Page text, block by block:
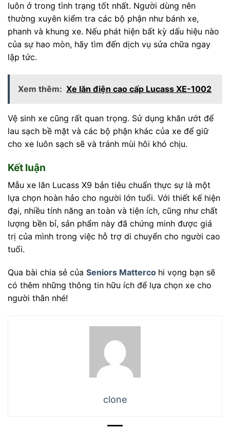
luôn ở trong tình trạng tốt nhất. Người dùng nên
thường xuyên kiểm tra các bộ phận như bánh xe,
phanh và khung xe. Nếu phát hiện bất kỳ dấu hiệu nào
của sự hao mòn, hãy tìm đến dịch vụ sửa chữa ngay
lập tức.
Xem thêm: Xe lăn điện cao cấp Lucass XE-1002
Vệ sinh xe cũng rất quan trọng. Sử dụng khăn ướt để
lau sạch bề mặt và các bộ phận khác của xe để giữ
cho xe luôn sạch sẽ và tránh mùi hôi khó chịu.
Kết luận
Mẫu xe lăn Lucass X9 bản tiêu chuẩn thực sự là một
lựa chọn hoàn hảo cho người lớn tuổi. Với thiết kế hiện
đại, nhiều tính năng an toàn và tiện ích, cũng như chất
lượng bền bỉ, sản phẩm này đã chứng minh được giá
trị của mình trong việc hỗ trợ di chuyển cho người cao
tuổi.
Qua bài chia sẻ của Seniors Matterco hi vọng bạn sẽ
có thêm những thông tin hữu ích để lựa chọn xe cho
người thân nhé!
clone